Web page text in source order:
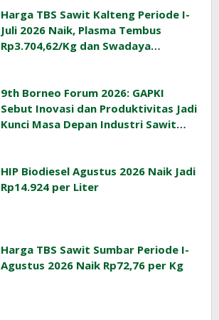
Harga TBS Sawit Kalteng Periode I-
Juli 2026 Naik, Plasma Tembus
Rp3.704,62/Kg dan Swadaya
9th Borneo Forum 2026: GAPKI
Sebut Inovasi dan Produktivitas Jadi
Kunci Masa Depan Industri Sawit
HIP Biodiesel Agustus 2026 Naik Jadi
Rp14.924 per Liter
Harga TBS Sawit Sumbar Periode I-
Agustus 2026 Naik Rp72,76 per Kg